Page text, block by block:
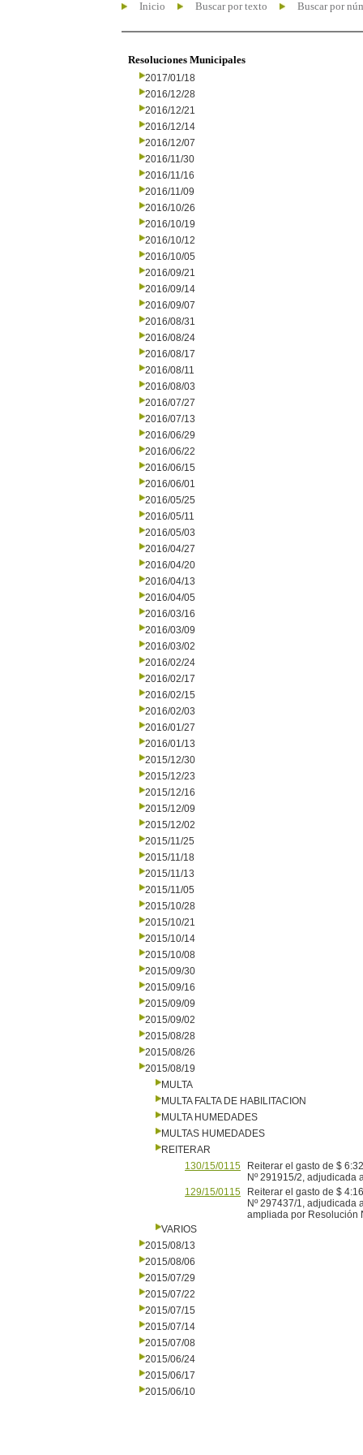
Inicio Buscar por texto Buscar por
Resoluciones Municipales
2017/01/18
2016/12/28
2016/12/21
2016/12/14
2016/12/07
2016/11/30
2016/11/16
2016/11/09
2016/10/26
2016/10/19
2016/10/12
2016/10/05
2016/09/21
2016/09/14
2016/09/07
2016/08/31
2016/08/24
2016/08/17
2016/08/11
2016/08/03
2016/07/27
2016/07/13
2016/06/29
2016/06/22
2016/06/15
2016/06/01
2016/05/25
2016/05/11
2016/05/03
2016/04/27
2016/04/20
2016/04/13
2016/04/05
2016/03/16
2016/03/09
2016/03/02
2016/02/24
2016/02/17
2016/02/15
2016/02/03
2016/01/27
2016/01/13
2015/12/30
2015/12/23
2015/12/16
2015/12/09
2015/12/02
2015/11/25
2015/11/18
2015/11/13
2015/11/05
2015/10/28
2015/10/21
2015/10/14
2015/10/08
2015/09/30
2015/09/16
2015/09/09
2015/09/02
2015/08/28
2015/08/26
2015/08/19
MULTA
MULTA FALTA DE HABILITACION
MULTA HUMEDADES
MULTAS HUMEDADES
REITERAR
130/15/0115
Reiterar el gasto de $
Nº 291915/2, adjudicada
129/15/0115
Reiterar el gasto de $
Nº 297437/1, adjudicada
ampliada por Resolución
VARIOS
2015/08/13
2015/08/06
2015/07/29
2015/07/22
2015/07/15
2015/07/14
2015/07/08
2015/06/24
2015/06/17
2015/06/10